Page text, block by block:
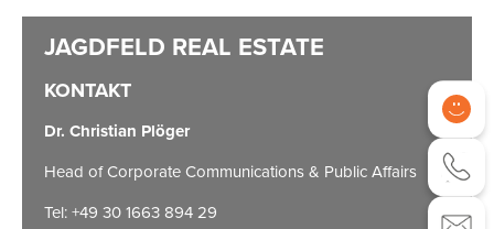
KONTAKT
Dr. Christian Plöger
Head of Corporate Communications & Public Affairs
Tel: +49 30 1663 894 29